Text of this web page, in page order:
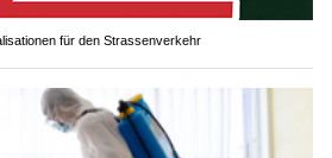
für den Strassenverkehr